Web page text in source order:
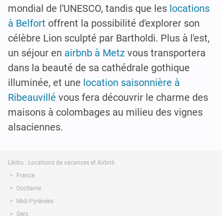
mondial de l'UNESCO, tandis que les locations
à Belfort offrent la possibilité d'explorer son
célèbre Lion sculpté par Bartholdi. Plus à l'est,
un séjour en airbnb à Metz vous transportera
dans la beauté de sa cathédrale gothique
illuminée, et une location saisonnière à
Ribeauvillé vous fera découvrir le charme des
maisons à colombages au milieu des vignes
alsaciennes.
Likibu : Locations de vacances et Airbnb
France
Occitanie
Midi-Pyrénées
Gers